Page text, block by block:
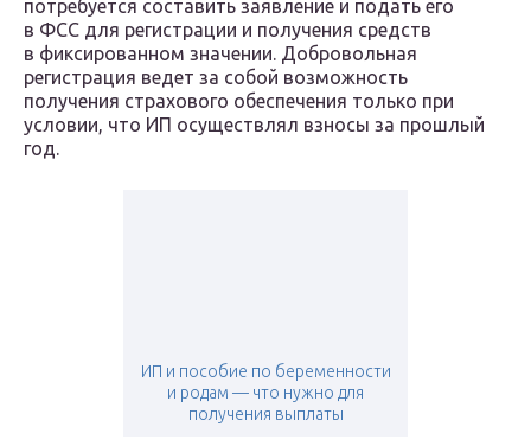
потребуется составить заявление и подать его
в ФСС для регистрации и получения средств
в фиксированном значении. Добровольная
регистрация ведет за собой возможность
получения страхового обеспечения только при
условии, что ИП осуществлял взносы за прошлый
год.
ИП и пособие по беременности
и родам — что нужно для
получения выплаты